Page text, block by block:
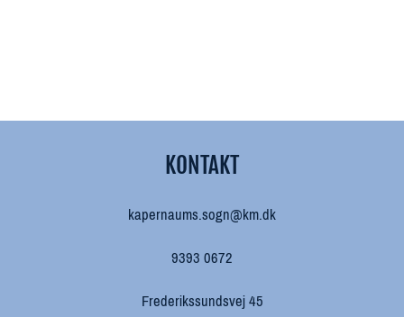
KONTAKT
kapernaums.sogn@km.dk
9393 0672
Frederikssundsvej 45